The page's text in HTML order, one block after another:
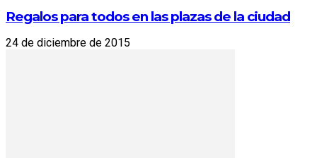
Regalos para todos en las plazas de la ciudad
24 de diciembre de 2015